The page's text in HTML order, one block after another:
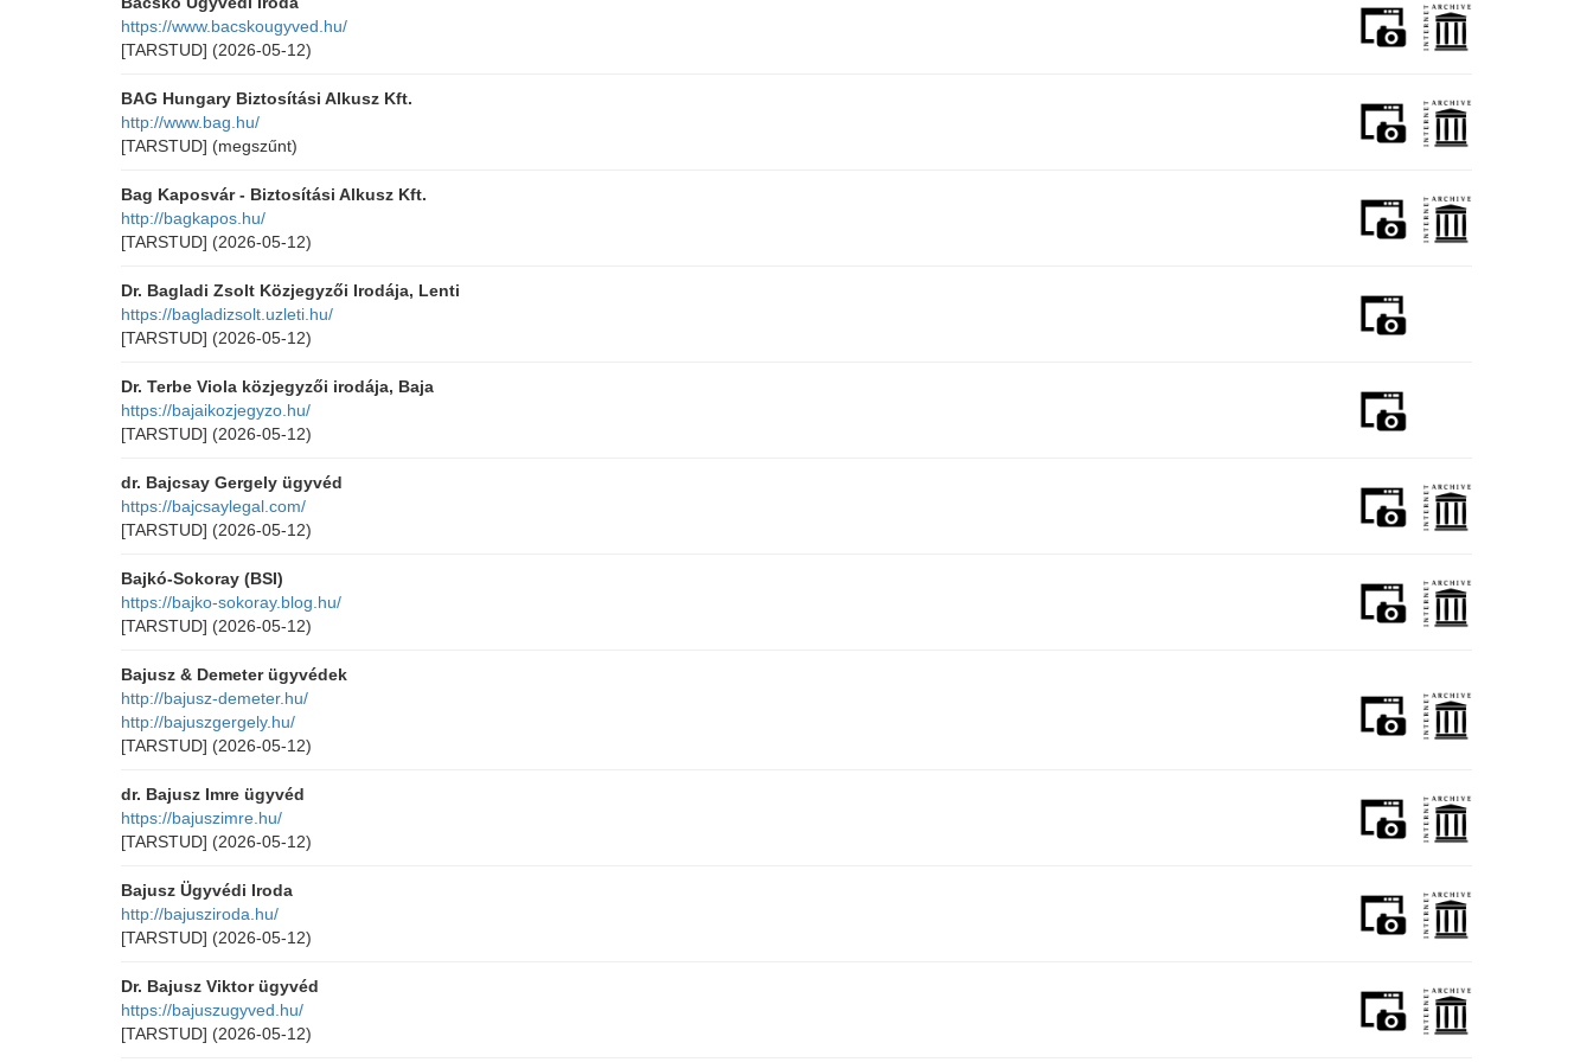
https://www.bacskougyved.hu/
[TARSTUD] (2026-05-12)
BAG Hungary Biztosítási Alkusz Kft.
http://www.bag.hu/
[TARSTUD] (megszűnt)
Bag Kaposvár - Biztosítási Alkusz Kft.
http://bagkapos.hu/
[TARSTUD] (2026-05-12)
Dr. Bagladi Zsolt Közjegyzői Irodája, Lenti
https://bagladizsolt.uzleti.hu/
[TARSTUD] (2026-05-12)
Dr. Terbe Viola közjegyzői irodája, Baja
https://bajaikozjegyzo.hu/
[TARSTUD] (2026-05-12)
dr. Bajcsay Gergely ügyvéd
https://bajcsaylegal.com/
[TARSTUD] (2026-05-12)
Bajkó-Sokoray (BSI)
https://bajko-sokoray.blog.hu/
[TARSTUD] (2026-05-12)
Bajusz & Demeter ügyvédek
http://bajusz-demeter.hu/
http://bajuszgergely.hu/
[TARSTUD] (2026-05-12)
dr. Bajusz Imre ügyvéd
https://bajuszimre.hu/
[TARSTUD] (2026-05-12)
Bajusz Ügyvédi Iroda
http://bajusziroda.hu/
[TARSTUD] (2026-05-12)
Dr. Bajusz Viktor ügyvéd
https://bajuszugyved.hu/
[TARSTUD] (2026-05-12)